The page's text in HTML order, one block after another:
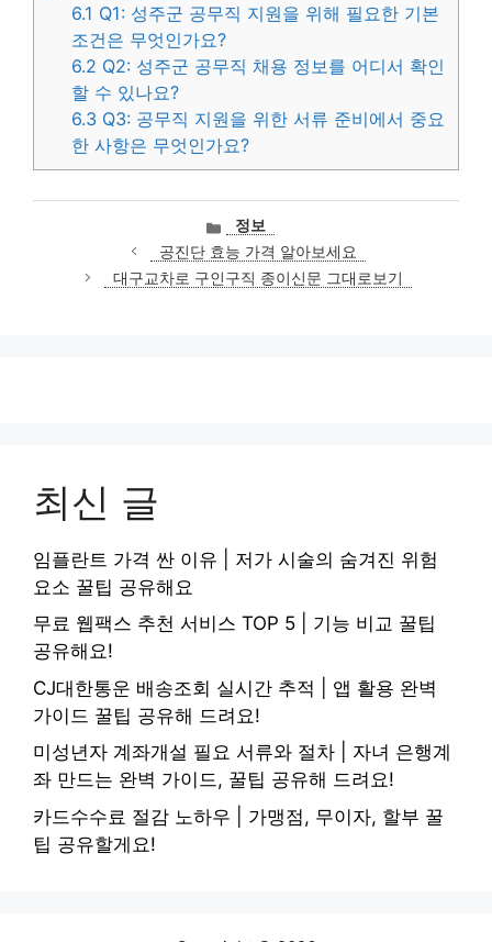
6.1 Q1: 성주군 공무직 지원을 위해 필요한 기본
조건은 무엇인가요?
6.2 Q2: 성주군 공무직 채용 정보를 어디서 확인
할 수 있나요?
6.3 Q3: 공무직 지원을 위한 서류 준비에서 중요
한 사항은 무엇인가요?
카
테
고
리
정보
공진단 효능 가격 알아보세요
대구교차로 구인구직 종이신문 그대로보기
최신 글
임플란트 가격 싼 이유 | 저가 시술의 숨겨진 위험
요소 꿀팁 공유해요
무료 웹팩스 추천 서비스 TOP 5 | 기능 비교 꿀팁
공유해요!
CJ대한통운 배송조회 실시간 추적 | 앱 활용 완벽
가이드 꿀팁 공유해 드려요!
미성년자 계좌개설 필요 서류와 절차 | 자녀 은행계
좌 만드는 완벽 가이드, 꿀팁 공유해 드려요!
카드수수료 절감 노하우 | 가맹점, 무이자, 할부 꿀
팁 공유할게요!